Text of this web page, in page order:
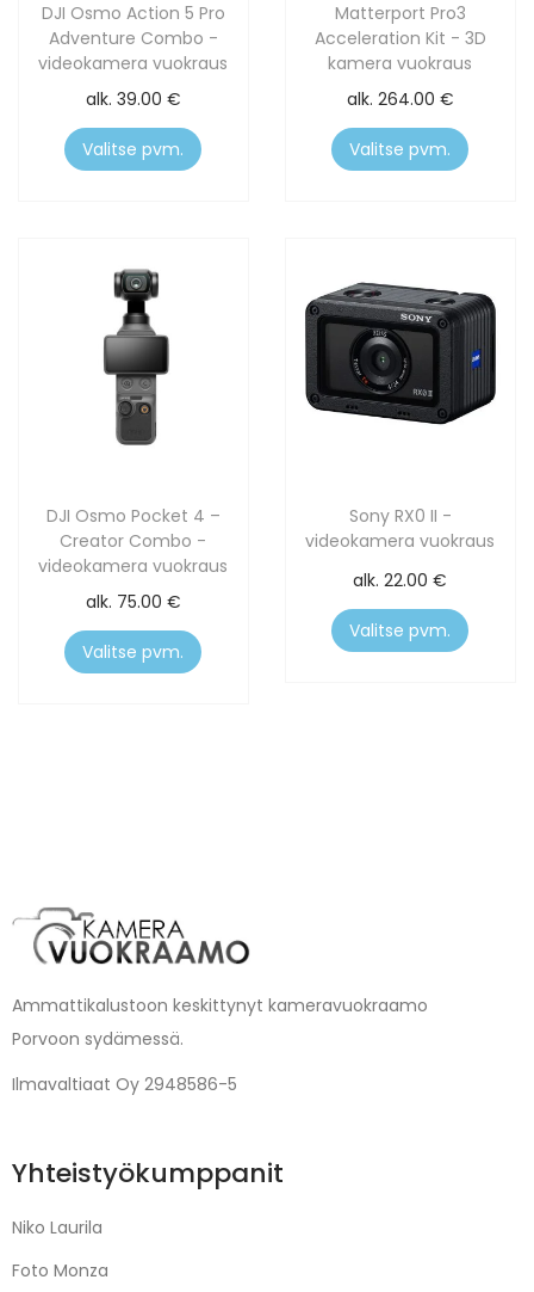
DJI Osmo Action 5 Pro
Adventure Combo -
videokamera vuokraus
alk. 39.00 €
Valitse pvm.
Matterport Pro3
Acceleration Kit - 3D
kamera vuokraus
alk. 264.00 €
Valitse pvm.
DJI Osmo Pocket 4 –
Creator Combo -
videokamera vuokraus
alk. 75.00 €
Valitse pvm.
Sony RX0 II -
videokamera vuokraus
alk.22.00€
Valitse pvm.
Ammattikalustoon keskittynyt kameravuokraamo
Porvoon sydämessä.
Ilmavaltiaat Oy 2948586-5
Yhteistyökumppanit
Niko Laurila
Foto Monza